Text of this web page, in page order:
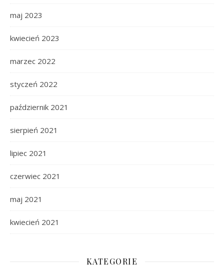
maj 2023
kwiecień 2023
marzec 2022
styczeń 2022
październik 2021
sierpień 2021
lipiec 2021
czerwiec 2021
maj 2021
kwiecień 2021
KATEGORIE